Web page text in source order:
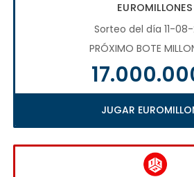
EUROMILLONES
Sorteo del día 11-
PRÓXIMO BOTE
JUGAR